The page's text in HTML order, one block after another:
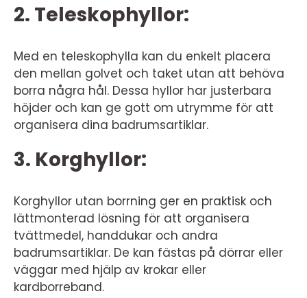
2. Teleskophyllor:
Med en teleskophylla kan du enkelt placera
den mellan golvet och taket utan att behöva
borra några hål. Dessa hyllor har justerbara
höjder och kan ge gott om utrymme för att
organisera dina badrumsartiklar.
3. Korghyllor:
Korghyllor utan borrning ger en praktisk och
lättmonterad lösning för att organisera
tvättmedel, handdukar och andra
badrumsartiklar. De kan fästas på dörrar eller
väggar med hjälp av krokar eller
kardborreband.